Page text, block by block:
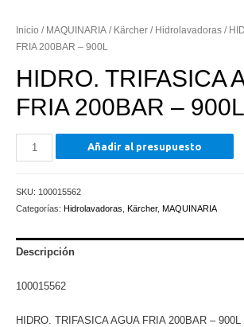
Inicio / MAQUINARIA / Kärcher / Hidrolavadoras /
FRIA 200BAR – 900L
HIDRO. TRIFASICA
FRIA 200BAR – 900L
HIDRO.
TRIFASICA
FRIA
200BAR
900L
Añadir al presupuesto
SKU: 100015562
Categorías: Hidrolavadoras Kärcher, MAQUINARIA
Descripción
100015562
HIDRO. TRIFASICA AGUA FRIA 200BAR – 900L